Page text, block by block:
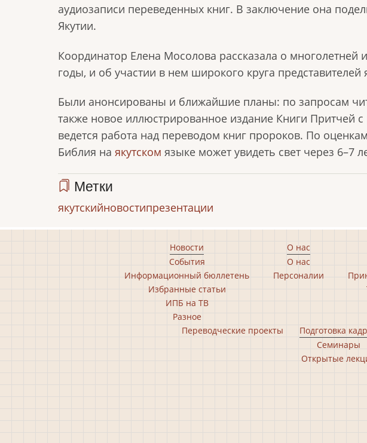
аудиозаписи переведенных книг. В заключение она
Якутии.
Координатор Елена Мосолова рассказала о многолетней
годы, и об участии в нем широкого круга представителей
Были анонсированы и ближайшие планы: по запросам
также новое иллюстрированное издание Книги Притчей
ведется работа над переводом книг пророков. По
Библия на якутском языке может увидеть свет через 6–7
Метки
якутскийновостипрезентации
Новости
События
Информационный бюллетень
Избранные статьи
ИПБ на ТВ
Разное
О нас
О нас
Персоналии
Переводческие проекты
Подготовка
Семинары
Открытые